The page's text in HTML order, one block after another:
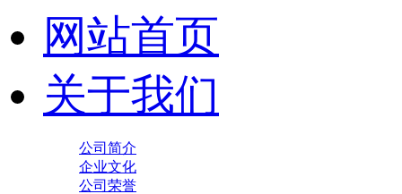
网站首页
关于我们
公司简介
企业文化
公司荣誉